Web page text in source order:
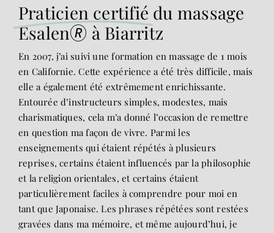
Praticien certifié du massage
Esalen🄬 à Biarritz
En 2007, j’ai suivi une formation en massage de 1 mois
en Californie. Cette expérience a été très difficile, mais
elle a également été extrêmement enrichissante.
Entourée d’instructeurs simples, modestes, mais
charismatiques, cela m’a donné l’occasion de remettre
en question ma façon de vivre. Parmi les
enseignements qui étaient répétés à plusieurs
reprises, certains étaient influencés par la philosophie
et la religion orientales, et certains étaient
particulièrement faciles à comprendre pour moi en
tant que Japonaise. Les phrases répétées sont restées
gravées dans ma mémoire, et même aujourd’hui, je